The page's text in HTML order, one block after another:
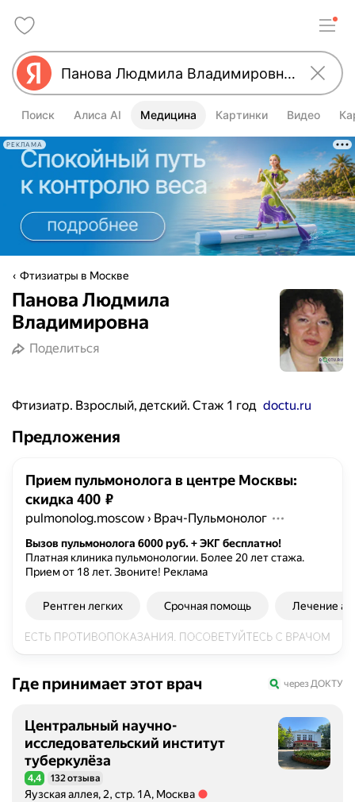
Поиск Алиса AI Медицина Картинки Видео
РЕКЛАМА
Фтизиатры в Москве
Панова Людмила
Владимировна
Поделиться
Фтизиатр. Взрослый, детский. Стаж 1 год doctu.ru
Предложения
Прием пульмонолога в центре Москвы:
скидка 400 ₽
pulmonolog.moscow › Врач-Пульмонолог
Вызов пульмонолога 6000 руб. + ЭКГ бесплатно!
Платная клиника пульмонологии. Более 20 лет стажа.
Прием от 18 лет. Звоните! Реклама
Рентген легких Срочная помощь Лечение
Где принимает этот врач через ДОКТУ
Центральный научно-
исследовательский институт
туберкулёза
Рейтинг 4,4 из 5
4,4 132 отзыва
Яузская аллея, 2, стр. 1А, Москва